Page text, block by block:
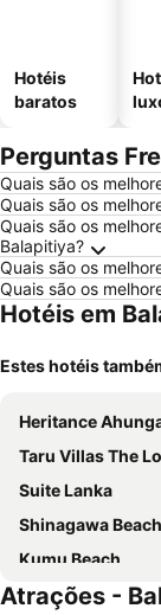
Hotéis
baratos
Perguntas
Quais são os
Quais são os
Quais são os
Balapitiya?
Quais são os
Quais são os
Hotéis em
Estes hotéis
Heritance
Taru Villas The Long
Suite Lanka
Shinagawa Beach
Kumu Beach
Chitra Ayurveda
Atrações -